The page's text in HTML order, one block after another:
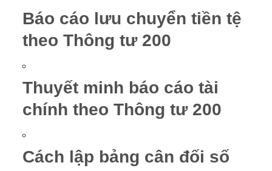
Báo cáo lưu chuyển tiền tệ
theo Thông tư 200
Thuyết minh báo cáo tài
chính theo Thông tư 200
Cách lập bảng cân đối số